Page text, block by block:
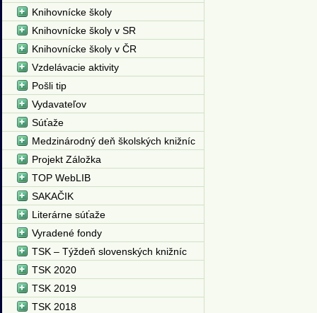
Knihovnícke školy
Knihovnícke školy v SR
Knihovnícke školy v ČR
Vzdelávacie aktivity
Pošli tip
Vydavateľov
Súťaže
Medzinárodný deň školských knižníc
Projekt Záložka
TOP WebLIB
SAKAČIK
Literárne súťaže
Vyradené fondy
TSK – Týždeň slovenských knižníc
TSK 2020
TSK 2019
TSK 2018